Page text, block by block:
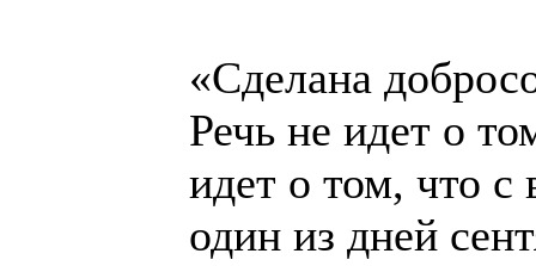
«Сделана
Речь не идет о
идет о том, что с
один из дней